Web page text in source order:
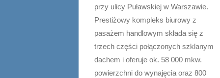
przy ulicy Puławskiej w Warszawie.
Prestiżowy kompleks biurowy z
pasażem handlowym składa się z
trzech części połączonych szklanym
dachem i oferuje ok. 58 000 mkw.
powierzchni do wynajęcia oraz 800